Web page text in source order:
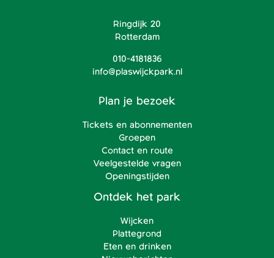
Ringdijk 20
Rotterdam
010-4181836
info@plaswijckpark.nl
Plan je bezoek
Tickets en abonnementen
Groepen
Contact en route
Veelgestelde vragen
Openingstijden
Ontdek het park
Wijcken
Plattegrond
Eten en drinken